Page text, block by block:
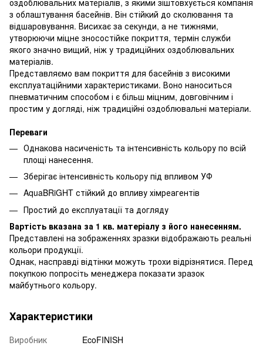
з облаштування басейнів. Він стійкий до сколювання та
відшаровування. Висихає за секунди, а не тижнями,
утворюючи міцне зносостійке покриття, термін служби
якого значно вищий, ніж у традиційних оздоблювальних
матеріалів.
Представляємо вам покриття для басейнів з високими
експлуатаційними характеристиками. Воно наноситься
пневматичним способом і є більш міцним, довговічним і
простим у догляді, ніж традиційні оздоблювальні матеріали.
Переваги
Однакова насиченість та інтенсивність кольору по всій
площі нанесення.
Зберігає інтенсивність кольору під впливом УФ
AquaBRiGHT стійкий до впливу хімреагентів
Простий до експлуатації та догляду
Вартість вказана за 1 кв. матеріалу з його нанесенням​.
Представлені на зображеннях зразки відображають реальні
кольори продукції.
Однак, насправді відтінки можуть трохи відрізнятися. Перед
покупкою попросіть менеджера показати зразок
майбутнього кольору.
Характеристики
Виробник
EcoFINISH